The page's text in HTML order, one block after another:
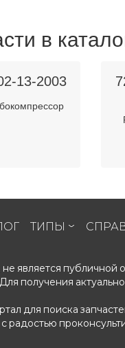
в
13-2003
ТИПЫ
является
получения
для поиска
радостью